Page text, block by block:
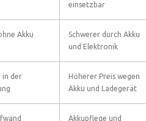
einsetzbar
Akku
Schwerer durch Akku
und Elektronik
in der
Höherer Preis wegen
Akku und Ladegerät
Akkupflege und